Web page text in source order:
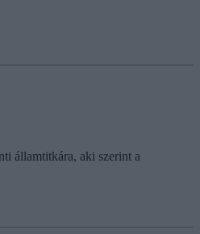
államtitkára, aki szerint a